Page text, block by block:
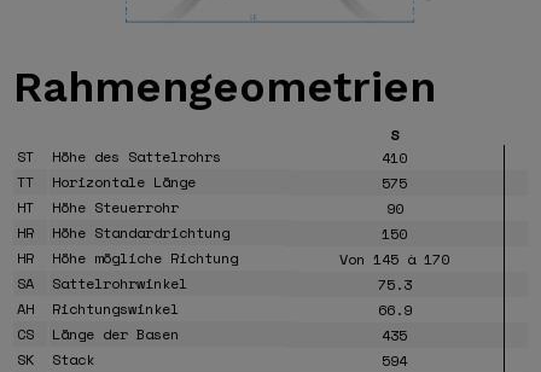
Rahmengeometrien
S
ST
Höhe des Sattelrohrs
410
TT
Horizontale Länge
575
HT
Höhe Steuerrohr
90
HR
Höhe Standardrichtung
150
HR
Höhe mögliche Richtung
Von 145 à 170
SA
Sattelrohrwinkel
75.3
AH
Richtungswinkel
66.9
CS
Länge der Basen
435
SK
Stack
594